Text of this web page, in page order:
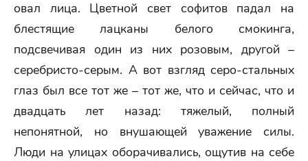
овал лица. Цветной свет софитов падал на
блестящие лацканы белого смокинга,
подсвечивая один из них розовым, другой –
серебристо-серым. А вот взгляд серо-стальных
глаз был все тот же – тот же, что и сейчас, что и
двадцать лет назад: тяжелый, полный
непонятной, но внушающей уважение силы.
Люди на улицах оборачивались, ощутив на себе